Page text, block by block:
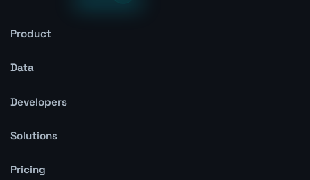
Product
Data
Developers
Solutions
Pricing